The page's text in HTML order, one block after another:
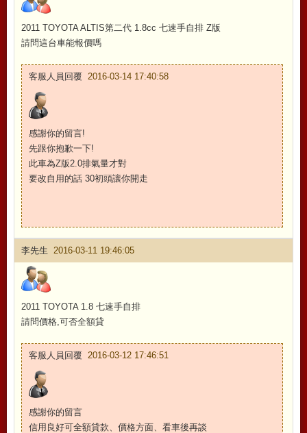
2011 TOYOTA ALTIS第二代 1.8cc 七速手自排 Z版
請問這台車能報價嗎
客服人員回覆 2016-03-14 17:40:58
感謝你的留言!
先跟你抱歉一下!
此車為Z版2.0排氣量才對
要改自用的話 30初頭讓你開走
李先生 2016-03-11 19:46:05
2011 TOYOTA 1.8 七速手自排
請問價格,可否全額貸
客服人員回覆 2016-03-12 17:46:51
感謝你的留言
信用良好可全額貸款、價格方面、看車後再談